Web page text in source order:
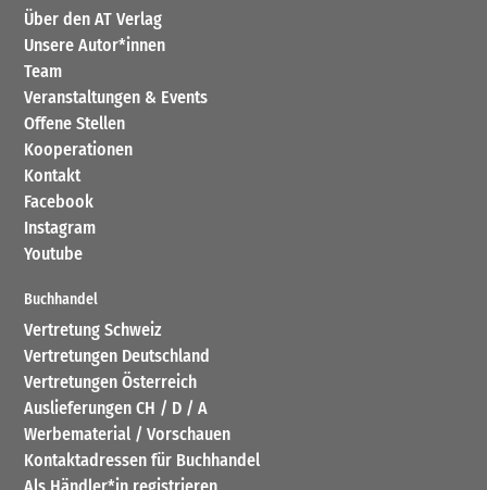
Über den AT Verlag
Unsere Autor*innen
Team
Veranstaltungen & Events
Offene Stellen
Kooperationen
Kontakt
Facebook
Instagram
Youtube
Buchhandel
Vertretung Schweiz
Vertretungen Deutschland
Vertretungen Österreich
Auslieferungen CH / D / A
Werbematerial / Vorschauen
Kontaktadressen für Buchhandel